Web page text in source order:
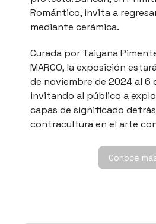
Romántico, invita a
mediante cerámica.
Curada por Taiyana
MARCO, la exposición
de noviembre de 2024 al 6
invitando al público a
capas de significado
contracultura en el arte
Conoce